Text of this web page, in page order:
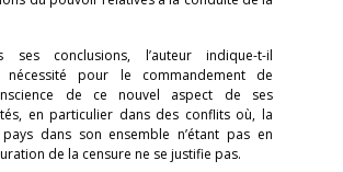
ses conclusions, l’auteur indique-t-il
nécessité pour le commandement de
de ce nouvel aspect de ses
en particulier dans des conflits où, la
dans son ensemble n’étant pas en
de la censure ne se justifie pas.